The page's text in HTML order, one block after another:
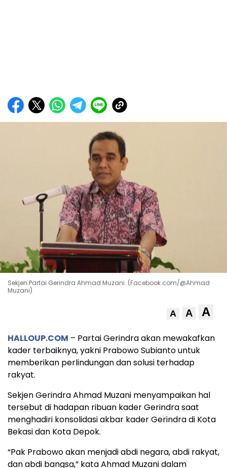
Sekjen Partai Gerindra Ahmad Muzani. (Facebook.com/@Ahmad
Muzani)
A A A
HALLOUP.COM – Partai Gerindra akan mewakafkan
kader terbaiknya, yakni Prabowo Subianto untuk
memberikan perlindungan dan solusi terhadap
rakyat.
Sekjen Gerindra Ahmad Muzani menyampaikan hal
tersebut di hadapan ribuan kader Gerindra saat
menghadiri konsolidasi akbar kader Gerindra di Kota
Bekasi dan Kota Depok.
“Pak Prabowo akan menjadi abdi negara, abdi rakyat,
dan abdi bangsa,” kata Ahmad Muzani dalam